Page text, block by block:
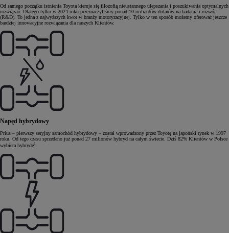
Od samego początku istnienia Toyota kieruje się filozofią nieustannego ulepszania i poszukiwania optymalnych
rozwiązań. Dlatego tylko w 2024 roku przeznaczyliśmy ponad 10 miliardów dolarów na badania i rozwój
(R&D). To jedna z najwyższych kwot w branży motoryzacyjnej. Tylko w ten sposób możemy oferować jeszcze
bardziej innowacyjne rozwiązania dla naszych Klientów.
Napęd hybrydowy
Prius – pierwszy seryjny samochód hybrydowy – został wprowadzony przez Toyotę na japoński rynek w 1997
roku. Od tego czasu sprzedano już ponad 27 milionów hybryd na całym świecie. Dziś 82% Klientów w Polsce
wybiera hybrydę1.